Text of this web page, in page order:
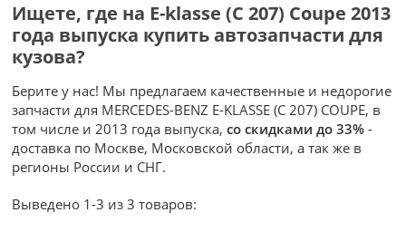
Ищете, где на E-klasse (C 207) Coupe 2013
года выпуска купить автозапчасти для
кузова?
Берите у нас! Мы предлагаем качественные и недорогие
запчасти для MERCEDES-BENZ E-KLASSE (C 207) COUPE, в
том числе и 2013 года выпуска,со скидками до 33% -
доставка по Москве, Московской области, а так же в
регионы России и СНГ.
Выведено 1-3 из 3 товаров: